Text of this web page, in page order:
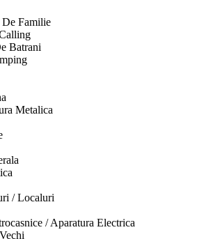
Familie
Batrani
Metalica
/ Localuri
/ Aparatura Electrica